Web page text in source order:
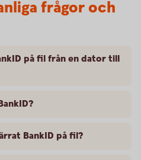
frågor och
på fil från en dator till
BankID på fil?